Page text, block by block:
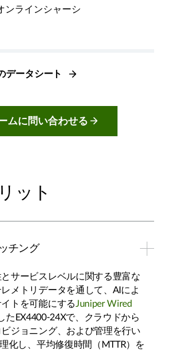
ンラインシャーシ
データシート
ムに問い合わせる
ット
チング
サービスレベルに関する豊富な
メトリデータを通して、AIによ
トを可能にするJuniper Wired
たEX4400-24Xで、クラウドから
ジョニング、および管理を行い
化し、平均修復時間（MTTR）を